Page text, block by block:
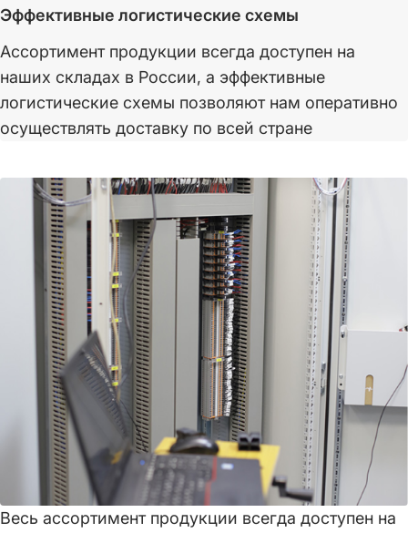
Эффективные логистические схемы
Ассортимент продукции всегда доступен на
наших складах в России, а эффективные
логистические схемы позволяют нам оперативно
осуществлять доставку по всей стране
Весь ассортимент продукции всегда доступен на